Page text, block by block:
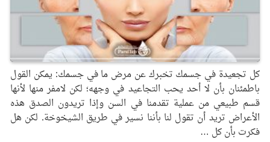
كل تجعيدة في جسمك تخبرك عن مرض ما في جسمك: يمكن القول
باطمئنان بأن لا أحد يحب التجاعيد في وجهه؛ لكن لامفر منها لأنها
قسم طبيعي من عملية تقدمنا في السن وإذا تريدون الصدق هذه
الأعراض تريد أن تقول لنا بأننا نسير في طريق الشيخوخة. لكن هل
فكرت بأن كل …